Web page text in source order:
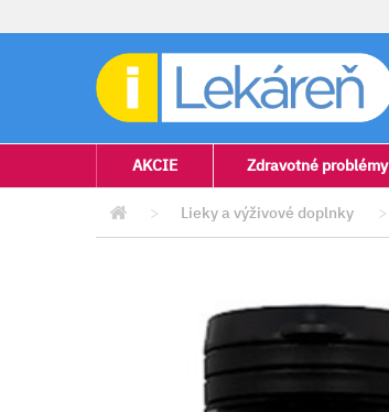
AKCIE Zdravotné problémy
> Lieky a výživové doplnky >